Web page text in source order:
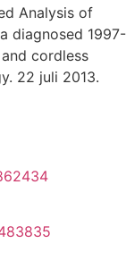
Analysis of
diagnosed 1997-
cordless
22 juli 2013.